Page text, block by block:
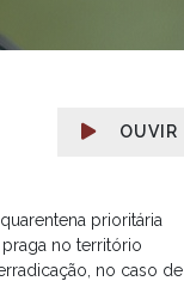
OUVIR
prioritária
praga no território
no caso de